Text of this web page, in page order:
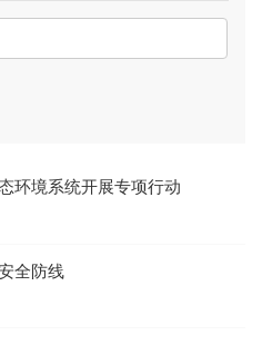
环境系统开展专项行动
全防线